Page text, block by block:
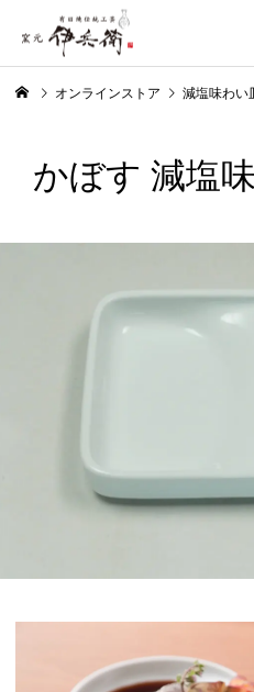
オンラインストア 減塩味わい
かぼす 減塩